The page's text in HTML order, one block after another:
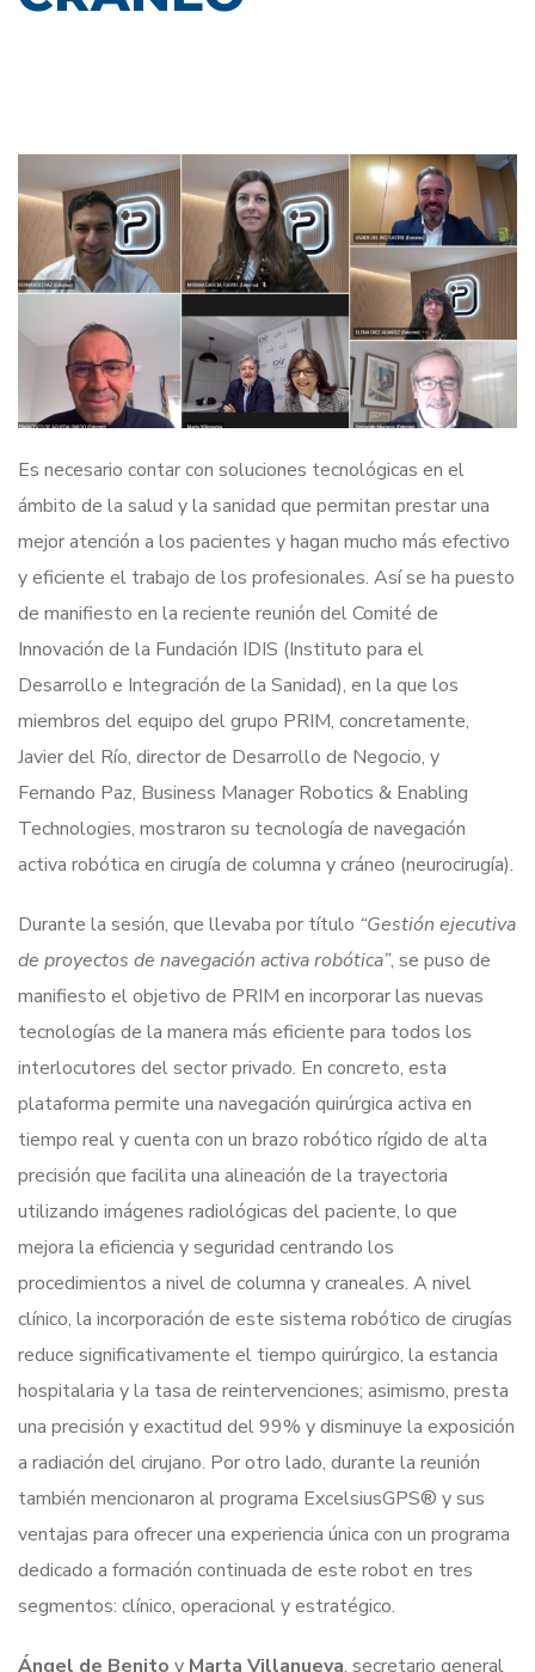
Es necesario contar con soluciones tecnológicas en el
ámbito de la salud y la sanidad que permitan prestar una
mejor atención a los pacientes y hagan mucho más efectivo
y eficiente el trabajo de los profesionales. Así se ha puesto
de manifiesto en la reciente reunión del Comité de
Innovación de la Fundación IDIS (Instituto para el
Desarrollo e Integración de la Sanidad), en la que los
miembros del equipo del grupo PRIM, concretamente,
Javier del Río, director de Desarrollo de Negocio, y
Fernando Paz, Business Manager Robotics & Enabling
Technologies, mostraron su tecnología de navegación
activa robótica en cirugía de columna y cráneo (neurocirugía).
Durante la sesión, que llevaba por título “Gestión ejecutiva
de proyectos de navegación activa robótica”, se puso de
manifiesto el objetivo de PRIM en incorporar las nuevas
tecnologías de la manera más eficiente para todos los
interlocutores del sector privado. En concreto, esta
plataforma permite una navegación quirúrgica activa en
tiempo real y cuenta con un brazo robótico rígido de alta
precisión que facilita una alineación de la trayectoria
utilizando imágenes radiológicas del paciente, lo que
mejora la eficiencia y seguridad centrando los
procedimientos a nivel de columna y craneales. A nivel
clínico, la incorporación de este sistema robótico de cirugías
reduce significativamente el tiempo quirúrgico, la estancia
hospitalaria y la tasa de reintervenciones; asimismo, presta
una precisión y exactitud del 99% y disminuye la exposición
a radiación del cirujano. Por otro lado, durante la reunión
también mencionaron al programa ExcelsiusGPS® y sus
ventajas para ofrecer una experiencia única con un programa
dedicado a formación continuada de este robot en tres
segmentos: clínico, operacional y estratégico.
Ángel de Benito y Marta Villanueva, secretario general